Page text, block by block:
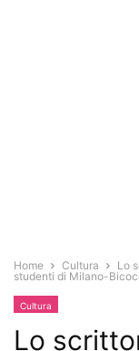
Home Cultura
Lo
studenti di Milano-
Cultura
Lo